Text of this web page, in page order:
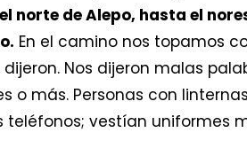
norte de Alepo, hasta el
En el camino nos topamos
dijeron. Nos dijeron malas
o más. Personas con
vestían uniformes